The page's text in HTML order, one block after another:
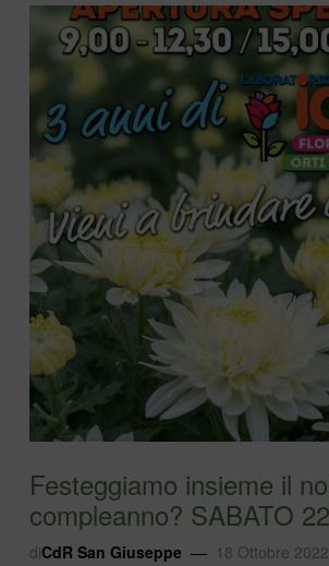
Festeggiamo insieme il
compleanno? SABATO
Siamo aperti tutt…
diCdR San Giuseppe 18 Ottobre 2022